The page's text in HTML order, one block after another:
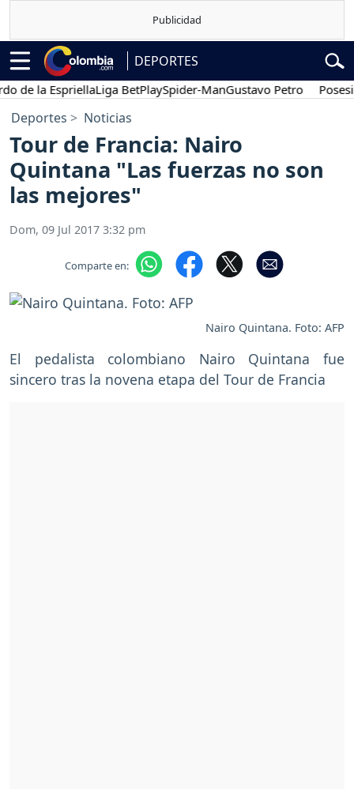
DEPORTES
la EspriellaLiga BetPlaySpider-ManGustavo Petro Posesión
Deportes Noticias
Tour de Francia: Nairo
Quintana "Las fuerzas no son
las mejores"
Dom, 09 Jul 2017 3:32 pm
Comparte en:
Nairo Quintana. Foto: AFP
El pedalista colombiano Nairo Quintana fue
sincero tras la novena etapa del Tour de Francia